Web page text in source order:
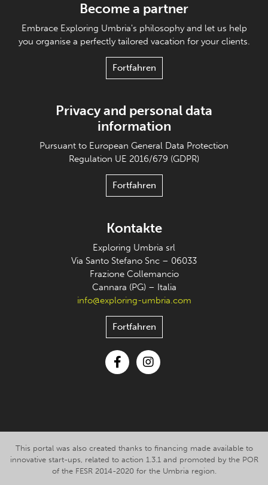
Become a partner
Embrace Exploring Umbria's philosophy and let us help
you organise a perfectly tailored vacation for your clients.
Fortfahren
Privacy and personal data
information
Pursuant to European General Data Protection
Regulation UE 2016/679 (GDPR)
Fortfahren
Kontakte
Exploring Umbria srl
Via Santo Stefano Snc – 06033
Frazione Collemancio
Cannara (PG) – Italia
info@exploring-umbria.com
Fortfahren
This portal was also created thanks to financing made available to
innovative start-ups, related to action 1.3.1 and promoted by the POR
of the FESR 2014-2020 for the Umbria region.